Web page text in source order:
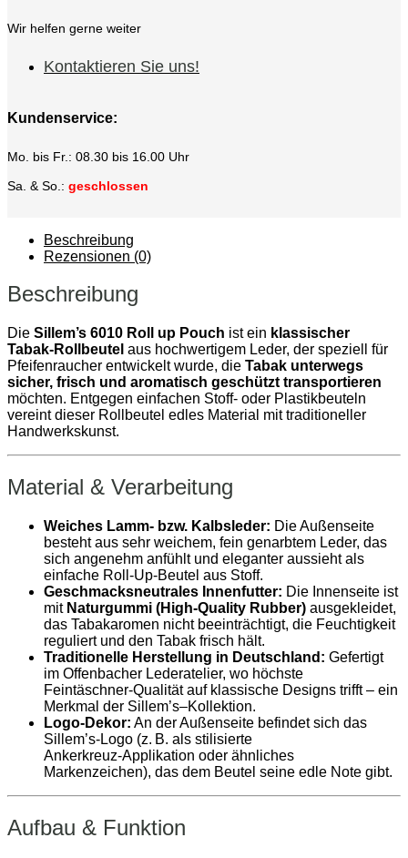
Wir helfen gerne weiter
Kontaktieren Sie uns!
Kundenservice:
Mo. bis Fr.: 08.30 bis 16.00 Uhr
Sa. & So.: geschlossen
Beschreibung
Rezensionen (0)
Beschreibung
Die Sillem’s 6010 Roll up Pouch ist ein klassischer
Tabak‑Rollbeutel aus hochwertigem Leder, der speziell für
Pfeifenraucher entwickelt wurde, die Tabak unterwegs
sicher, frisch und aromatisch geschützt transportieren
möchten. Entgegen einfachen Stoff‑ oder Plastikbeuteln
vereint dieser Rollbeutel edles Material mit traditioneller
Handwerkskunst.
Material & Verarbeitung
Weiches Lamm‑ bzw. Kalbsleder: Die Außenseite
besteht aus sehr weichem, fein genarbtem Leder, das
sich angenehm anfühlt und eleganter aussieht als
einfache Roll‑Up‑Beutel aus Stoff.
Geschmacksneutrales Innenfutter: Die Innenseite ist
mit Naturgummi (High‑Quality Rubber) ausgekleidet,
das Tabakaromen nicht beeinträchtigt, die Feuchtigkeit
reguliert und den Tabak frisch hält.
Traditionelle Herstellung in Deutschland: Gefertigt
im Offenbacher Lederatelier, wo höchste
Feintäschner‑Qualität auf klassische Designs trifft – ein
Merkmal der Sillem’s–Kollektion.
Logo‑Dekor: An der Außenseite befindet sich das
Sillem’s‑Logo (z. B. als stilisierte
Ankerkreuz‑Applikation oder ähnliches
Markenzeichen), das dem Beutel seine edle Note gibt.
Aufbau & Funktion